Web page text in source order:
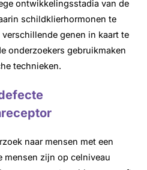
ontwikkelingsstadia van de
schildklierhormonen te
genen in kaart te
onderzoekers gebruikmaken
technieken.
naar mensen met een
mensen zijn op celniveau